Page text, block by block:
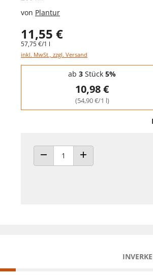
von Plantur
11,55 €
57,75 €/1 l
inkl. MwSt., zzgl. Versand
Staffelpreise - Mengenrabatt
ab 3 Stück 5%
10,98 €
(54,90 €/1 l)
ANZAHL VERRINGERNANZAHL ERHÖHEN